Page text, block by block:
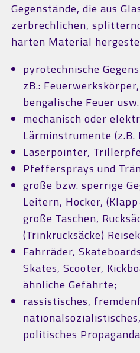
Gegenstände, die aus
zerbrechlichen,
harten Material
pyrotechnische
zB.:
bengalische Feuer
mechanisch oder
Lärminstrumente (z.B.
Laserpointer,
Pfeffersprays und
große bzw. sperrige
Leitern, Hocker,
große Taschen,
(Trinkrucksäcke)
Fahrräder,
Skates, Scooter,
ähnliche Gefährte;
rassistisches,
politisches